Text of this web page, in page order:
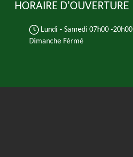
HORAIRE D'OUVERTURE
Lundi - Samedi 07h00 -20h00
Dimanche Férmé